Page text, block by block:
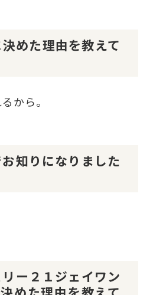
めた理由を教えて
から。
知りになりました
ー２１ジェイワン